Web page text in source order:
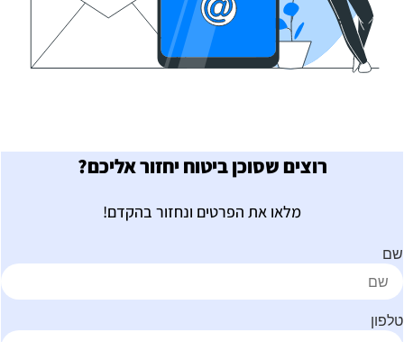
רוצים שסוכן ביטוח יחזור אליכם?
מלאו את הפרטים ונחזור בהקדם!